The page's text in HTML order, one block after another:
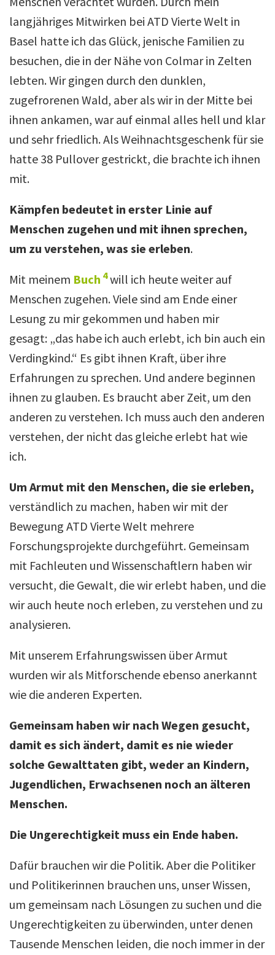
langjähriges Mitwirken bei ATD Vierte Welt in
Basel hatte ich das Glück, jenische Familien zu
besuchen, die in der Nähe von Colmar in Zelten
lebten. Wir gingen durch den dunklen,
zugefrorenen Wald, aber als wir in der Mitte bei
ihnen ankamen, war auf einmal alles hell und klar
und sehr friedlich. Als Weihnachtsgeschenk für sie
hatte 38 Pullover gestrickt, die brachte ich ihnen
mit.
Kämpfen bedeutet in erster Linie auf
Menschen zugehen und mit ihnen sprechen,
um zu verstehen, was sie erleben.
Mit meinem Buch 4will ich heute weiter auf
Menschen zugehen. Viele sind am Ende einer
Lesung zu mir gekommen und haben mir
gesagt: „das habe ich auch erlebt, ich bin auch ein
Verdingkind.“ Es gibt ihnen Kraft, über ihre
Erfahrungen zu sprechen. Und andere beginnen
ihnen zu glauben. Es braucht aber Zeit, um den
anderen zu verstehen. Ich muss auch den anderen
verstehen, der nicht das gleiche erlebt hat wie
ich.
Um Armut mit den Menschen, die sie erleben,
verständlich zu machen, haben wir mit der
Bewegung ATD Vierte Welt mehrere
Forschungsprojekte durchgeführt. Gemeinsam
mit Fachleuten und Wissenschaftlern haben wir
versucht, die Gewalt, die wir erlebt haben, und die
wir auch heute noch erleben, zu verstehen und zu
analysieren.
Mit unserem Erfahrungswissen über Armut
wurden wir als Mitforschende ebenso anerkannt
wie die anderen Experten.
Gemeinsam haben wir nach Wegen gesucht,
damit es sich ändert, damit es nie wieder
solche Gewalttaten gibt, weder an Kindern,
Jugendlichen, Erwachsenen noch an älteren
Menschen.
Die Ungerechtigkeit muss ein Ende haben.
Dafür brauchen wir die Politik. Aber die Politiker
und Politikerinnen brauchen uns, unser Wissen,
um gemeinsam nach Lösungen zu suchen und die
Ungerechtigkeiten zu überwinden, unter denen
Tausende Menschen leiden, die noch immer in der